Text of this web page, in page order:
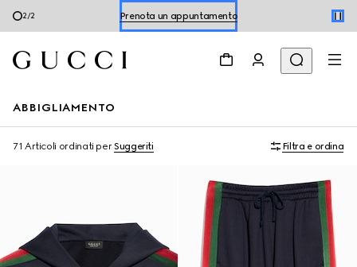
1/2 Acquista le scarpe estive
ABBIGLIAMENTO
71 Articoli ordinati perSuggeriti Filtra e ordina